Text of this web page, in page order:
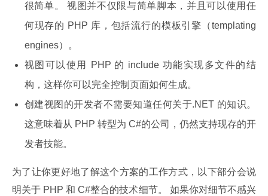
很简单。 视图并不仅限与简单脚本，并且可以使用任
何现存的 PHP 库，包括流行的模板引擎（templating
engines）。
视图可以使用 PHP 的 include 功能实现多文件的结
构，这样你可以完全控制页面如何生成。
创建视图的开发者不需要知道任何关于.NET 的知识。
这意味着从 PHP 转型为 C#的公司，仍然支持现存的开
发者技能。
为了让你更好地了解这个方案的工作方式，以下部分会说
明关于 PHP 和 C#整合的技术细节。 如果你对细节不感兴